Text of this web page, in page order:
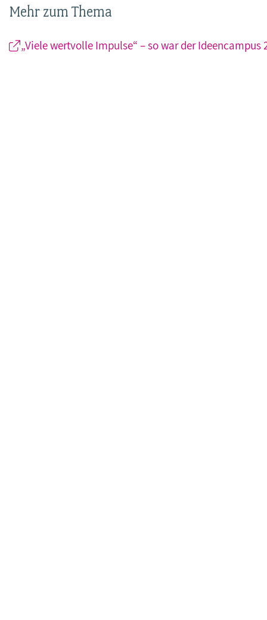
Mehr zum Thema
„Viele wertvolle Impulse“ – so war der Ideencampus